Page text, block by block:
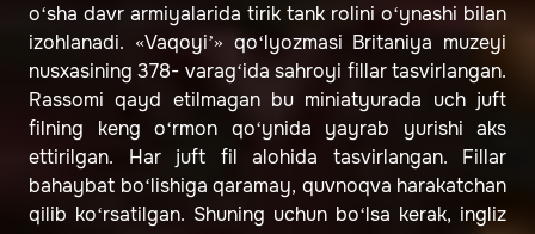
o‘sha davr armiyalarida tirik tank rolini o‘ynashi bilan
izohlanadi. «Vaqoyi’» qo‘lyozmasi Britaniya muzeyi
nusxasining 378- varag‘ida sahroyi fillar tasvirlangan.
Rassomi qayd etilmagan bu miniatyurada uch juft
filning keng o‘rmon qo‘ynida yayrab yurishi aks
ettirilgan. Har juft fil alohida tasvirlangan. Fillar
bahaybat bo‘lishiga qaramay, quvnoqva harakatchan
qilib ko‘rsatilgan. Shuning uchun bo‘lsa kerak, ingliz